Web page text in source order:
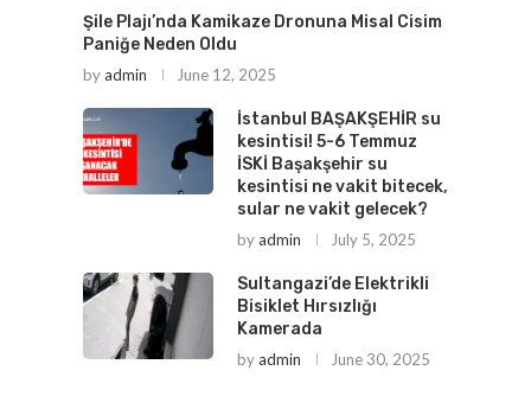
Şile Plajı’nda Kamikaze Dronuna Misal Cisim
Paniğe Neden Oldu
byadmin June 12, 2025
İstanbul BAŞAKŞEHİR su
kesintisi! 5-6 Temmuz
İSKİ Başakşehir su
kesintisi ne vakit bitecek,
sular ne vakit gelecek?
byadmin July 5, 2025
Sultangazi’de Elektrikli
Bisiklet Hırsızlığı
Kamerada
byadmin June 30, 2025